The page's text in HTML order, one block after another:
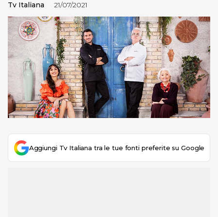
Tv Italiana 21/07/2021
Aggiungi Tv Italiana tra le tue fonti preferite su Google